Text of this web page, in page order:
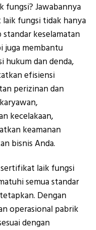
fungsi? Jawabannya
fungsi tidak hanya
keselamatan
juga membantu
hukum dan denda,
efisiensi
perizinan dan
kecelakaan,
keamanan
bisnis Anda.
laik fungsi
semua standar
Dengan
operasional pabrik
dengan